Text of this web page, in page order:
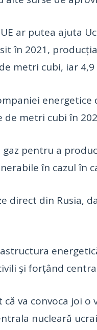
ar putea ajuta
în 2021,
metri cubi, iar
metri cubi în
pentru a
în cazul
direct din Rusia,
şi forţând
că va convoca joi
nucleară